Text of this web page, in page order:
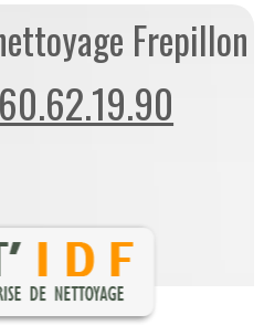
Frepillon